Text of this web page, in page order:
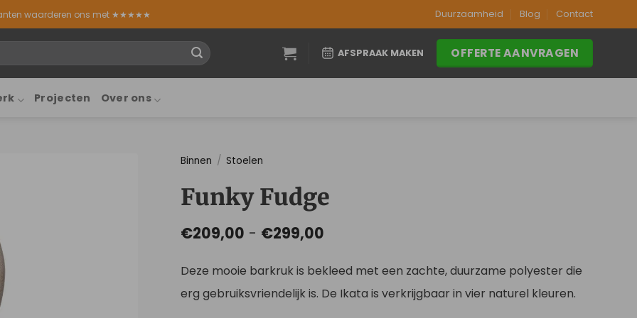
waarderen ons met ★★★★★ Duurzaamheid Blog Contact
AFSPRAAK MAKEN OFFERTE AANVRAGEN
Projecten Over ons
Binnen / Stoelen
Funky Fudge
€209,00 - €299,00
tot
€299,00
Deze mooie barkruk is bekleed met een zachte, duurzame polyester die
erg gebruiksvriendelijk is. De Ikata is verkrijgbaar in vier naturel kleuren.